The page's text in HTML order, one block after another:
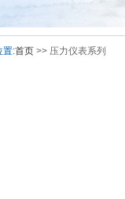
置:首页 >> 压力仪表系列